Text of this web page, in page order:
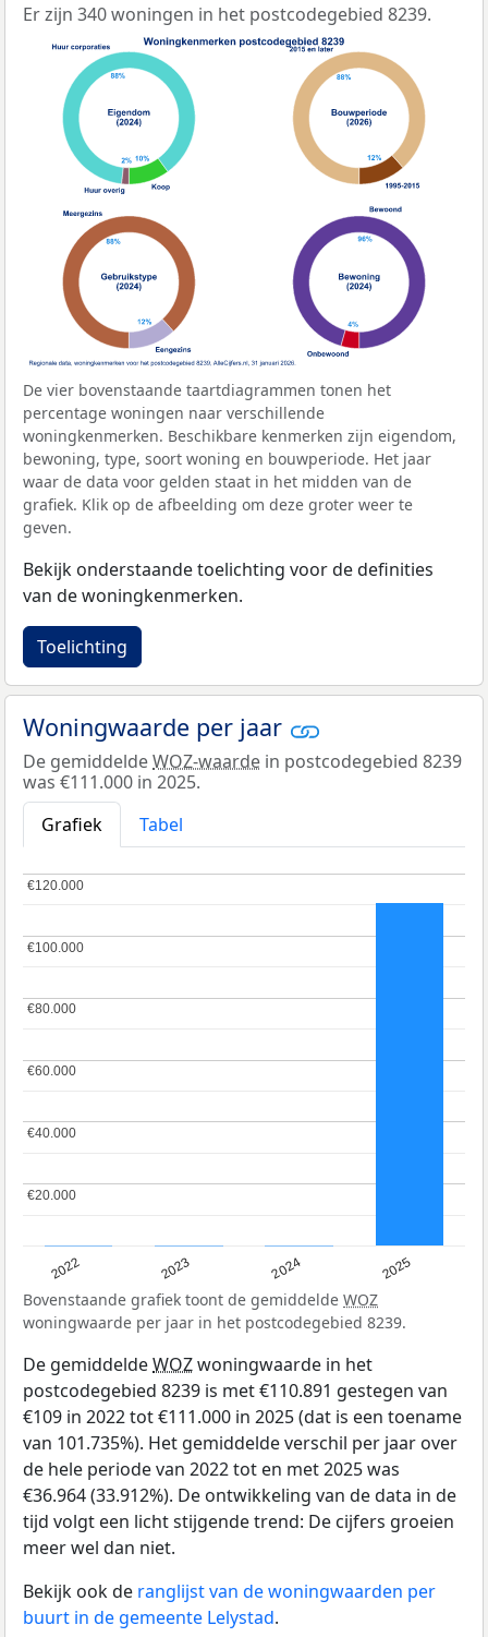
Er zijn 340 woningen in het postcodegebied 8239.
De vier bovenstaande taartdiagrammen tonen het
percentage woningen naar verschillende
woningkenmerken. Beschikbare kenmerken zijn eigendom,
bewoning, type, soort woning en bouwperiode. Het jaar
waar de data voor gelden staat in het midden van de
grafiek. Klik op de afbeelding om deze groter weer te
geven.
Bekijk onderstaande toelichting voor de definities
van de woningkenmerken.
Toelichting
Woningwaarde per jaar
De gemiddeldeWOZ-waarde in postcodegebied 8239
was €111.000 in 2025.
Grafiek
Tabel
2022 2023 2024 2025
€20.000
€20.000
€40.000
€40.000
€60.000
€60.000
€80.000
€80.000
€100.000
€100.000
€120.000
€120.000
Bovenstaande grafiek toont de gemiddelde WOZ
woningwaarde per jaar in het postcodegebied 8239.
De gemiddeldeWOZwoningwaarde in het
postcodegebied 8239 is met €110.891 gestegen van
€109 in 2022 tot €111.000 in 2025 (dat is een toename
van 101.735%). Het gemiddelde verschil per jaar over
de hele periode van 2022 tot en met 2025 was
€36.964 (33.912%). De ontwikkeling van de data in de
tijd volgt een licht stijgende trend: De cijfers groeien
meer wel dan niet.
Bekijk ook de ranglijst van de woningwaarden per
buurt in de gemeente Lelystad.